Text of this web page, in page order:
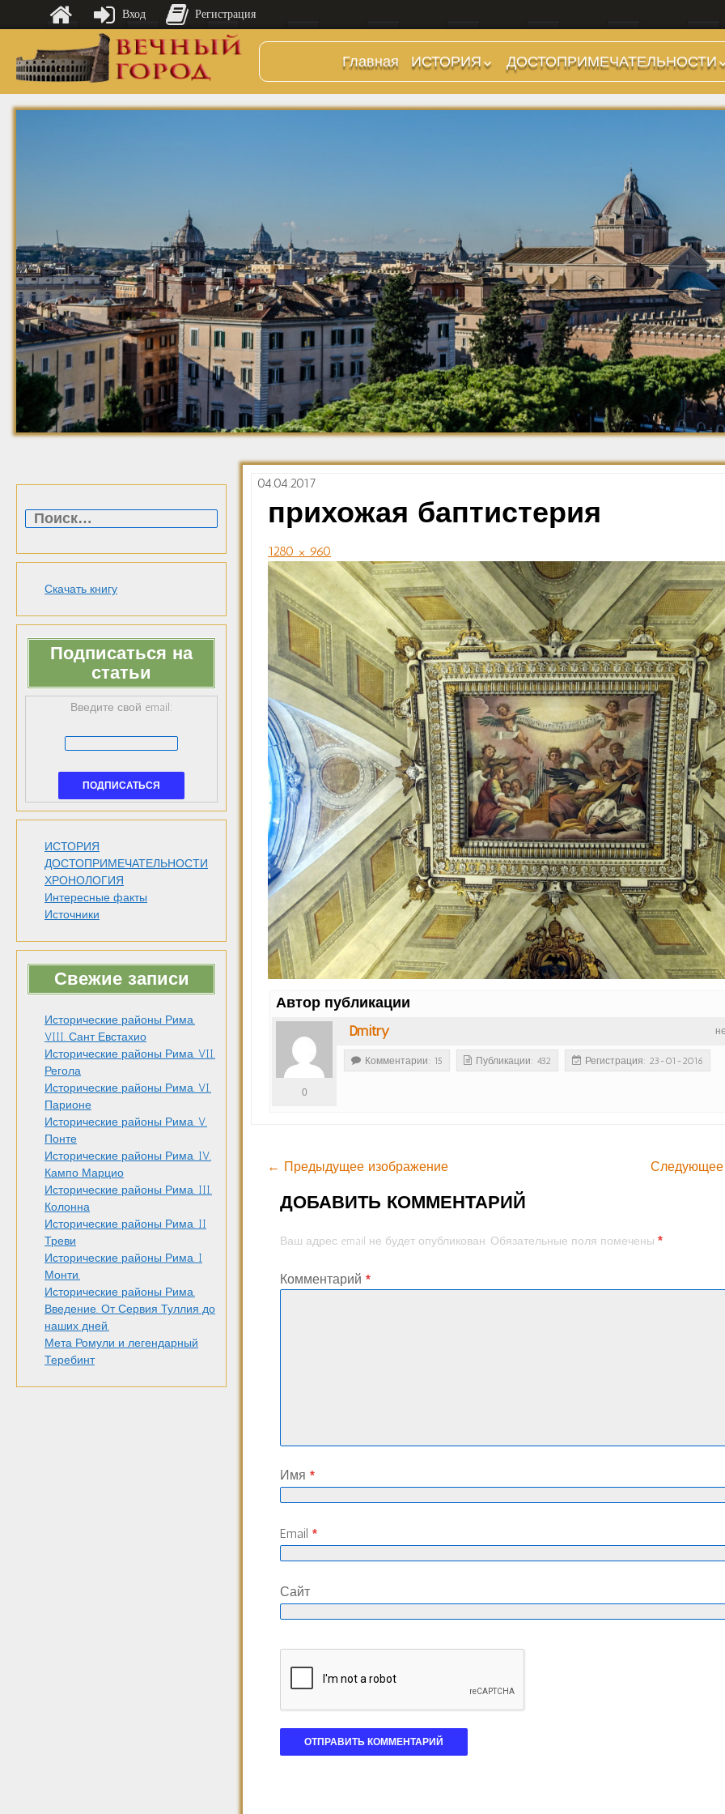
Главная
ИСТОРИЯ
Предыстория
Царский период
Империя. Принципат
(27 г до н.э. — 284 г
н.э.)
Империя. Доминат
(284-476 гг)
Темные Века. Готы
Темные Века.
Экзархат
Средневековье
Возрождение и
Барокко
ДОСТОПРИМЕЧАТЕЛЬНОСТИ
Холмы и остров.
Районы
Стадионы, Термы
Дохристианские
храмы
Христианские храмы,
базилики etc.
Дворцы
Арки, колонны и
обелиски
Фонтаны
Скачать книгу
Подписаться на
статьи
Введите свой email:
ИСТОРИЯ
ДОСТОПРИМЕЧАТЕЛЬНОСТИ
ХРОНОЛОГИЯ
Интересные факты
Источники
Свежие записи
Исторические районы Рима.
VIII. Сант Евстахио
Исторические районы Рима. VII.
Регола
Исторические районы Рима. VI.
Парионе
Исторические районы Рима. V.
Понте
Исторические районы Рима. IV.
Кампо Марцио
Исторические районы Рима. III.
Колонна
Исторические районы Рима. II
Треви
Исторические районы Рима. I
Монти.
Исторические районы Рима.
Введение. От Сервия Туллия до
наших дней.
Мета Ромули и легендарный
Теребинт
04.04.2017
прихожая баптистерия
1280 × 960
Автор публикации
Dmitry
0
Комментарии: 15 Публикации: 432 Регистрация: 23-01-2016
← Предыдущее изображение Следующее
ДОБАВИТЬ КОММЕНТАРИЙ
Ваш адрес email не будет опубликован. Обязательные поля помечены*
Комментарий*
Имя*
Email*
Сайт
Вход Регистрация